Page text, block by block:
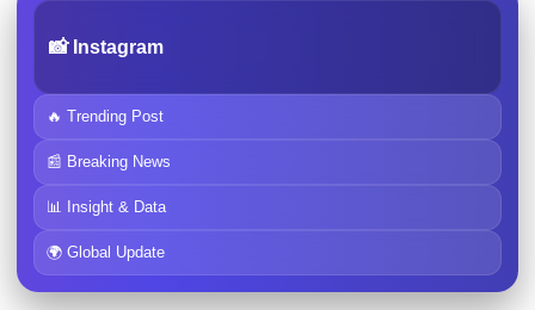
📸 Instagram
🔥 Trending Post
📰 Breaking News
📊 Insight & Data
🌍 Global Update